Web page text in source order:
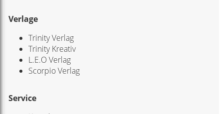
Verlage
Trinity Verlag
Trinity Kreativ
L.E.O Verlag
Scorpio Verlag
Service